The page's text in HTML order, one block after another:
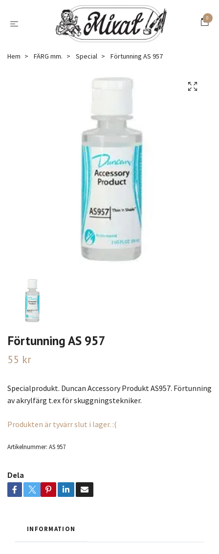
0
Hem FÄRG mm. Special Förtunning AS 957
Förtunning AS 957
55 kr
Specialprodukt. Duncan Accessory Produkt AS957. Förtunning
av akrylfärg t.ex för skuggningstekniker.
Produkten är tyvärr slut i lager. :(
Artikelnummer: AS 957
Dela
INFORMATION